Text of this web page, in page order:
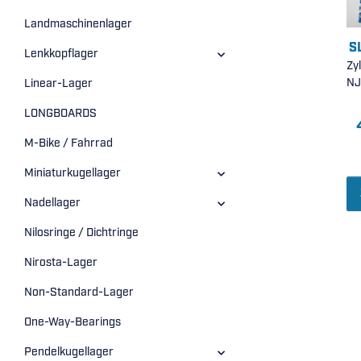
Landmaschinenlager
Lenkkopflager
Linear-Lager
LONGBOARDS
M-Bike / Fahrrad
Miniaturkugellager
Nadellager
Nilosringe / Dichtringe
Nirosta-Lager
Non-Standard-Lager
One-Way-Bearings
Pendelkugellager